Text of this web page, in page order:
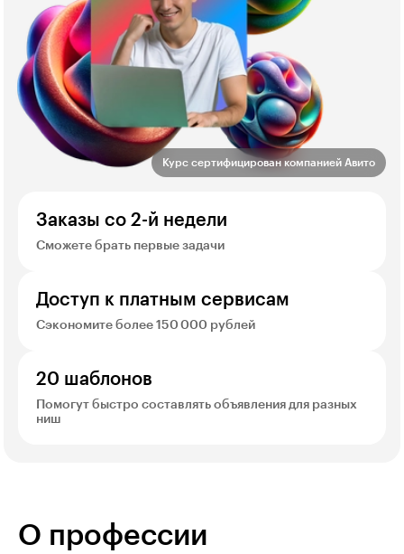
Курс сертифицирован компанией Авито
Заказы со 2-й недели
Сможете брать первые задачи
Доступ к платным сервисам
Сэкономите более 150 000 рублей
20 шаблонов
Помогут быстро составлять объявления для разных
ниш
О профессии